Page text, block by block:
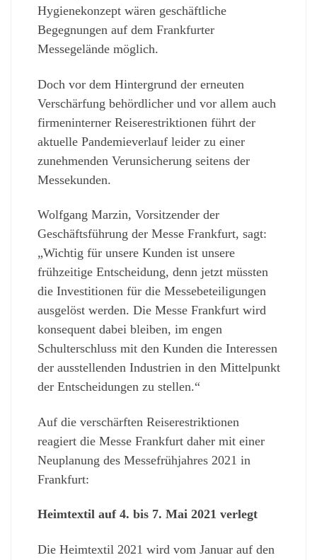
Hygienekonzept wären geschäftliche
Begegnungen auf dem Frankfurter
Messegelände möglich.
Doch vor dem Hintergrund der erneuten
Verschärfung behördlicher und vor allem auch
firmeninterner Reiserestriktionen führt der
aktuelle Pandemieverlauf leider zu einer
zunehmenden Verunsicherung seitens der
Messekunden.
Wolfgang Marzin, Vorsitzender der
Geschäftsführung der Messe Frankfurt, sagt:
„Wichtig für unsere Kunden ist unsere
frühzeitige Entscheidung, denn jetzt müssten
die Investitionen für die Messebeteiligungen
ausgelöst werden. Die Messe Frankfurt wird
konsequent dabei bleiben, im engen
Schulterschluss mit den Kunden die Interessen
der ausstellenden Industrien in den Mittelpunkt
der Entscheidungen zu stellen.“
Auf die verschärften Reiserestriktionen
reagiert die Messe Frankfurt daher mit einer
Neuplanung des Messefrühjahres 2021 in
Frankfurt:
Heimtextil auf 4. bis 7. Mai 2021 verlegt
Die Heimtextil 2021 wird vom Januar auf den